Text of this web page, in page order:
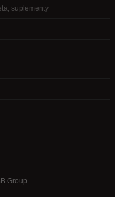
suplementy
Group